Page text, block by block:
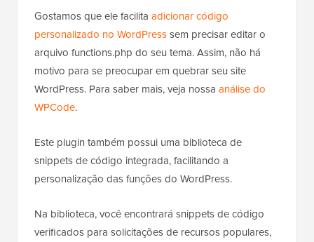
Gostamos que ele facilita adicionar código
personalizado no WordPresssem precisar editar o
arquivo functions.php do seu tema. Assim, não há
motivo para se preocupar em quebrar seu site
WordPress. Para saber mais, veja nossa análise do
WPCode.
Este plugin também possui uma biblioteca de
snippets de código integrada, facilitando a
personalização das funções do WordPress.
Na biblioteca, você encontrará snippets de código
verificados para solicitações de recursos populares,